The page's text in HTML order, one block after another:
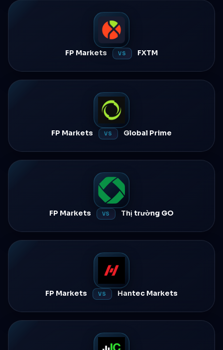
FP Markets VS FXTM
FP Markets VS Global Prime
FP Markets VS Thị trường GO
FP Markets VS Hantec Markets